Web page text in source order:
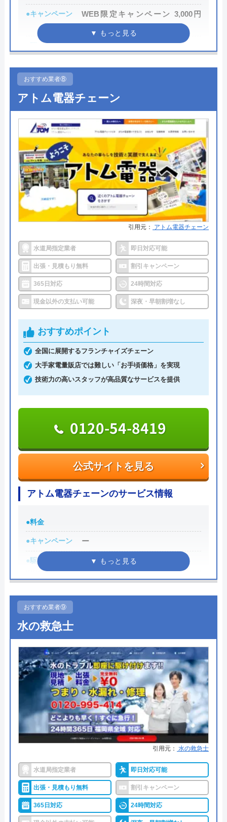
公式サイトを見る
0120-511-511
受付時間 24時間
クラシアンの基本情報
運営会社 株式会社クラシアン
代表者
創業・設立 1991年6月21日創業
所在地
〒222-0033
横浜市港北区新横浜3-1-9 アリーナタ
ワー13階
クラシアンのクチコミ on
105件のクチコミ）
※クチコミの内容について
REO
2 か月前
圧洗浄が必要｣と言われましたが、高額で出
使い、つまりを除去しました。高圧洗浄が本
当に必要だったのかは、よく分かりませんで
した。
●キャンペーン
WEB限定キャンペーン 3,000円
OFF
●駆けつけ時間 最短30分
24時間
●定休日
●出張見積もり 出張・見積無料
●支払い方法
現金・銀行振込・クレジットカー
ド・コンビニ払い
●累計実績 ―
●保証・保険 PL保険加入
詳細は公式HPでご確認ください
街角水道工事相談所がおすすめの理由
街角水道工事相談所は全国に対応しているトイレ修
理業者です。給水装置工事主任技術者の資格を保有
したスタッフが最短30分で駆けつけてくれ、しっか
りと修理を行なってくれます。
明瞭会計であるため、工事前の見積もり金額から増
5,800円～から対応してくれます。
支払い方法は現金以外にも銀行振込・クレジットカ
ード・コンビニ決済から選べるため緊急トラブル時
でも安心です。
公式サイトを見る
0120-776-044
受付時間 24時間
街角水道工事相談所の基本情報
運営会社
代表者
所在地
対応エリア 全国
おすすめ業者⑧
アトム電器チェーン
引用元： アトム電器チェーン
水道局指定業者 即日対応可能
出張・見積もり無料 割引キャンペーン
365日対応 24時間対応
現金以外の支払い可能 深夜・早朝割増なし
おすすめポイント
全国に展開するフランチャイズチェーン
大手家電量販店では難しい「お手頃価格」を実現
技術力の高いスタッフが高品質なサービスを提供
公式サイトを見る
0120-54-8419
アトム電器チェーンのサービス情報
●料金
●キャンペーン ー
●駆けつけ時間
●受付時間 店舗によって異なる
●定休日
●出張見積もり
●支払い方法 ー
●累計実績 ー
●保証・保険 ー
詳細は公式HPでご確認ください
アトム電器チェーンがおすすめの理由
アトム電器チェーンは、全国展開を果たしている
「まるの電器屋さん」のフランチャイズチェーンで
す。給湯器の設置にも対応していますが、全国に店
舗があるため各店舗の営業時間、定休日が異なりま
す。依頼する際には、公式ホームページから事前に
確認しておくとよいでしょう。
おすすめ業者⑨
水の救急士
引用元： 水の救急士
水道局指定業者 即日対応可能
出張・見積もり無料 割引キャンペーン
365日対応 24時間対応